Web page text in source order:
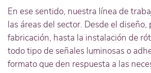
En ese sentido, nuestra línea de
las áreas del sector. Desde el diseño,
fabricación, hasta la instalación de
todo tipo de señales luminosas o
formato que den respuesta a las